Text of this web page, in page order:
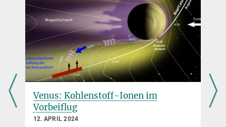
Dr. Norbert Krupp
MPPE, SERENA
+49 551 384979-154
Krupp@...
Max-Planck-Institut für Sonnensystemforschung, Göttingen
Dr. Harald Krüger
SERENA, MPPE
+49 551 384979-234
Venus: Kohlenstoff-Ionen im
Vorbeiflug
12. APRIL 2024